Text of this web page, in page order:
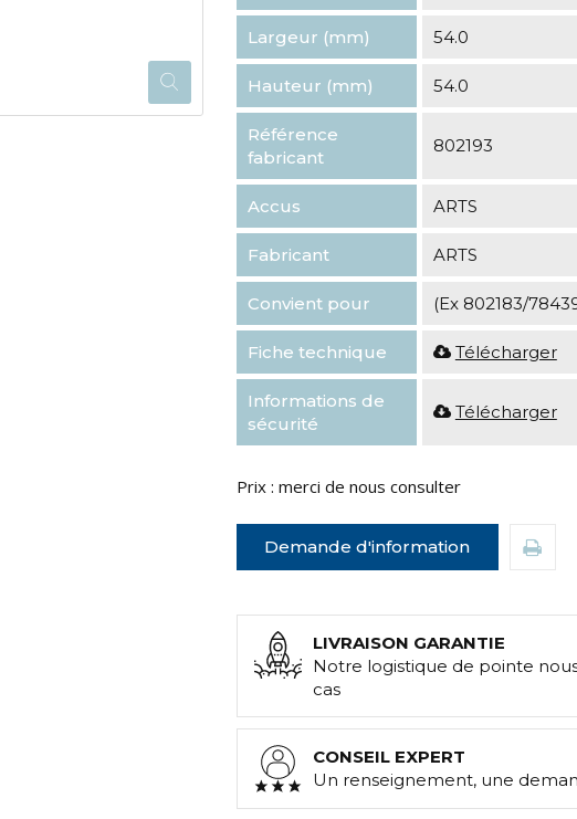
Largeur (mm) 54.0
Hauteur (mm) 54.0
Référence
fabricant
802193
Accus ARTS
Fabricant ARTS
Convient pour (Ex 802183/
Fiche technique Télécharger
Informations de
sécurité
Télécharger
Prix : merci de nous consulter
Demande d'information
LIVRAISON GARANTIE
Notre logistique de pointe
cas
CONSEIL EXPERT
Un renseignement, une